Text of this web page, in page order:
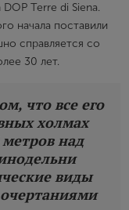
Terre di Siena.
начала поставили
справляется со
30 лет.
что все его
холмах
метров над
виды